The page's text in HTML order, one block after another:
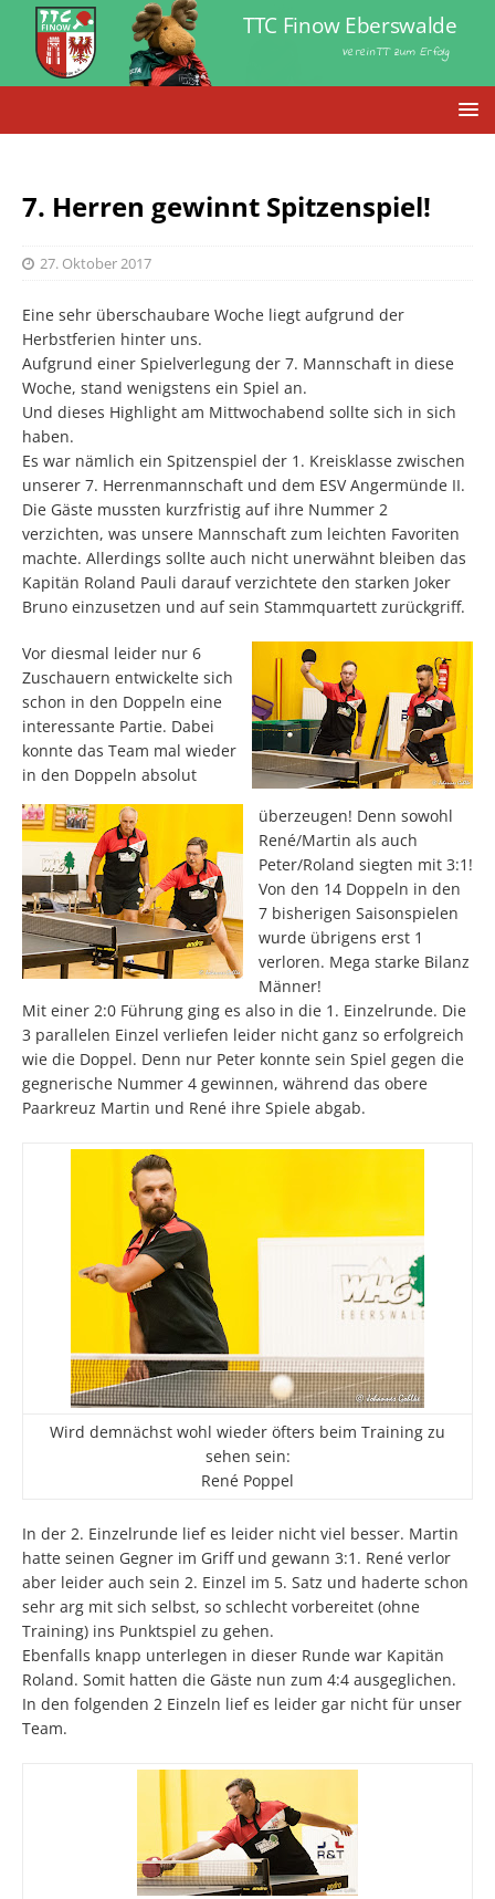
VereinTT zum Erfolg
TTC Finow Eberswalde
7. Herren gewinnt Spitzenspiel!
27. Oktober 2017
Eine sehr überschaubare Woche liegt aufgrund der
Herbstferien hinter uns.
Aufgrund einer Spielverlegung der 7. Mannschaft in diese
Woche, stand wenigstens ein Spiel an.
Und dieses Highlight am Mittwochabend sollte sich in sich
haben.
Es war nämlich ein Spitzenspiel der 1. Kreisklasse zwischen
unserer 7. Herrenmannschaft und dem ESV Angermünde II.
Die Gäste mussten kurzfristig auf ihre Nummer 2
verzichten, was unsere Mannschaft zum leichten Favoriten
machte. Allerdings sollte auch nicht unerwähnt bleiben das
Kapitän Roland Pauli darauf verzichtete den starken Joker
Bruno einzusetzen und auf sein Stammquartett zurückgriff.
Vor diesmal leider nur 6
Zuschauern entwickelte sich
schon in den Doppeln eine
interessante Partie. Dabei
konnte das Team mal wieder
in den Doppeln absolut
überzeugen! Denn sowohl
René/Martin als auch
Peter/Roland siegten mit 3:1!
Von den 14 Doppeln in den
7 bisherigen Saisonspielen
wurde übrigens erst 1
verloren. Mega starke Bilanz
Männer!
Mit einer 2:0 Führung ging es also in die 1. Einzelrunde. Die
3 parallelen Einzel verliefen leider nicht ganz so erfolgreich
wie die Doppel. Denn nur Peter konnte sein Spiel gegen die
gegnerische Nummer 4 gewinnen, während das obere
Paarkreuz Martin und René ihre Spiele abgab.
Wird demnächst wohl wieder öfters beim Training zu
sehen sein:
René Poppel
In der 2. Einzelrunde lief es leider nicht viel besser. Martin
hatte seinen Gegner im Griff und gewann 3:1. René verlor
aber leider auch sein 2. Einzel im 5. Satz und haderte schon
sehr arg mit sich selbst, so schlecht vorbereitet (ohne
Training) ins Punktspiel zu gehen.
Ebenfalls knapp unterlegen in dieser Runde war Kapitän
Roland. Somit hatten die Gäste nun zum 4:4 ausgeglichen.
In den folgenden 2 Einzeln lief es leider gar nicht für unser
Team.